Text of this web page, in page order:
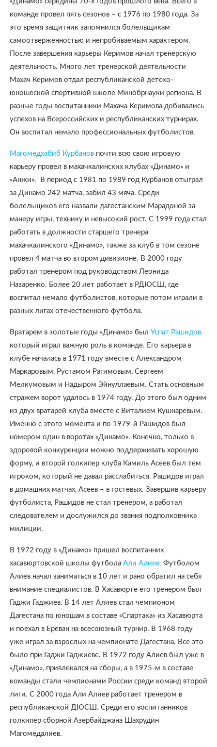
команде провел пять сезонов – с 1976 по 1980 года. За
это время защитник запомнился болельщикам
самоотверженностью и непробиваемым характером.
После завершения карьеры Керимов начал тренерскую
деятельность. Много лет тренерской деятельности
Махач Керимов отдал республиканской детско-
юношеской спортивной школе Минобрнауки региона. В
разные годы воспитанники Махача Керимова добивались
успехов на Всероссийских и республиканских турнирах.
Он воспитал немало профессиональных футболистов.
Магомедхабиб Курбанов почти всю свою игровую
карьеру провел в махачкалинских клубах «Динамо» и
«Анжи». В период с 1981 по 1989 год Курбанов отыграл
за Динамо 242 матча, забил 43 мяча. Среди
болельщиков его назвали дагестанским Марадоной за
манеру игры, технику и невысокий рост. С 1999 года стал
работать в должности старшего тренера
махачкалинского «Динамо», также за клуб в том сезоне
провел 4 матча во втором дивизионе. В 2000 году
работал тренером под руководством Леонида
Назаренко. Более 20 лет работает в РДЮСШ, где
воспитал немало футболистов, которые потом играли в
разных лигах отечественного футбола.
Вратарем в золотые годы «Динамо» был Успат Рашидов,
который играл важную роль в команде. Его карьера в
клубе началась в 1971 году вместе с Александром
Маркаровым, Рустамом Рагимовым, Сергеем
Мелкумовым и Надыром Эйнуллаевым. Стать основным
стражем ворот удалось в 1974 году. До этого был одним
из двух вратарей клуба вместе с Виталием Кушнаревым.
Именно с этого момента и по 1979-й Рашидов был
номером один в воротах «Динамо». Конечно, только в
здоровой конкуренции можно поддерживать хорошую
форму, и второй голкипер клуба Камиль Асеев был тем
игроком, который не давал расслабиться. Рашидов играл
в домашних матчах, Асеев – в гостевых. Завершив карьеру
футболиста, Рашидов не стал тренером, а работал
следователем и дослужился до звания подполковника
милиции.
В 1972 году в «Динамо» пришел воспитанник
хасавюртовской школы футбола Али Алиев. Футболом
Алиев начал заниматься в 10 лет и рано обратил на себя
внимание специалистов. В Хасавюрте его тренером был
Гаджи Гаджиев. В 14 лет Алиев стал чемпионом
Дагестана по юношам в составе «Спартака» из Хасавюрта
и поехал в Ереван на всесоюзный турнир. В 1968 году
уже играл за взрослых на чемпионате Дагестана. Все это
было при Гаджи Гаджиеве. В 1972 году Алиев был уже в
«Динамо», привлекался на сборы, а в 1975-м в составе
команды стали чемпионами России среди команд второй
лиги. С 2000 года Али Алиев работает тренером в
республиканской ДЮСШ. Среди его воспитанников
голкипер сборной Азербайджана Шахрудин
Магомедалиев.